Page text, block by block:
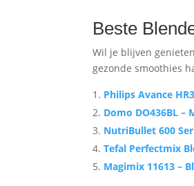
Beste
Wil je blijven
gezonde smoothies
Philips Avance
Domo DO436BL –
NutriBullet 600
Tefal Perfectmix
Magimix 11613 –